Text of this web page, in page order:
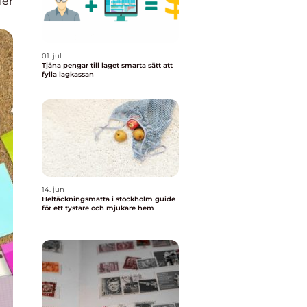
01. jul
Tjäna pengar till laget smarta sätt att
fylla lagkassan
14. jun
Heltäckningsmatta i stockholm guide
för ett tystare och mjukare hem